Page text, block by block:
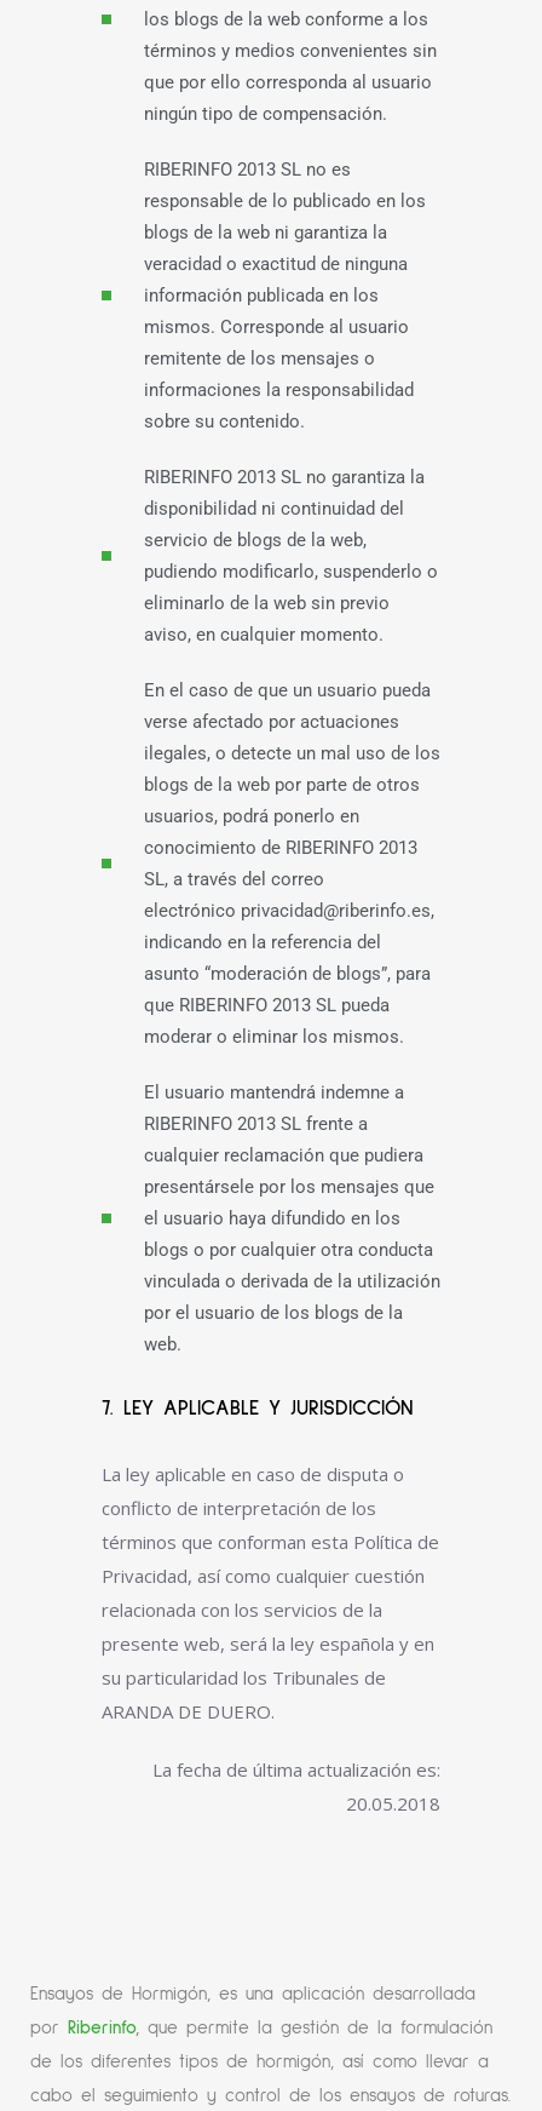
los blogs de la web conforme a los
términos y medios convenientes sin
que por ello corresponda al usuario
ningún tipo de compensación.
RIBERINFO 2013 SL no es
responsable de lo publicado en los
blogs de la web ni garantiza la
veracidad o exactitud de ninguna
información publicada en los
mismos. Corresponde al usuario
remitente de los mensajes o
informaciones la responsabilidad
sobre su contenido.
RIBERINFO 2013 SL no garantiza la
disponibilidad ni continuidad del
servicio de blogs de la web,
pudiendo modificarlo, suspenderlo o
eliminarlo de la web sin previo
aviso, en cualquier momento.
En el caso de que un usuario pueda
verse afectado por actuaciones
ilegales, o detecte un mal uso de los
blogs de la web por parte de otros
usuarios, podrá ponerlo en
conocimiento de RIBERINFO 2013
SL, a través del correo
electrónico privacidad@riberinfo.es,
indicando en la referencia del
asunto “moderación de blogs”, para
que RIBERINFO 2013 SL pueda
moderar o eliminar los mismos.
El usuario mantendrá indemne a
RIBERINFO 2013 SL frente a
cualquier reclamación que pudiera
presentársele por los mensajes que
el usuario haya difundido en los
blogs o por cualquier otra conducta
vinculada o derivada de la utilización
por el usuario de los blogs de la
web.
7. LEY APLICABLE Y JURISDICCIÓN
La ley aplicable en caso de disputa o
conflicto de interpretación de los
términos que conforman esta Política de
Privacidad, así como cualquier cuestión
relacionada con los servicios de la
presente web, será la ley española y en
su particularidad los Tribunales de
ARANDA DE DUERO.
La fecha de última actualización es:
20.05.2018
Ensayos de Hormigón, es una aplicación desarrollada
por
Riberinfo, que permite la gestión de la formulación
de los diferentes tipos de hormigón, así como llevar a
cabo el seguimiento y control de los ensayos de roturas.